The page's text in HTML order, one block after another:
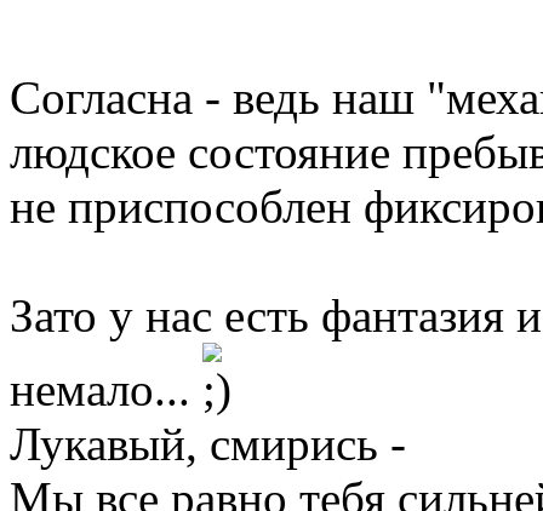
Согласна - ведь наш
людское состояние
не приспособлен
Зато у нас есть фантазия
немало...
Лукавый, смирись -
Мы все равно тебя